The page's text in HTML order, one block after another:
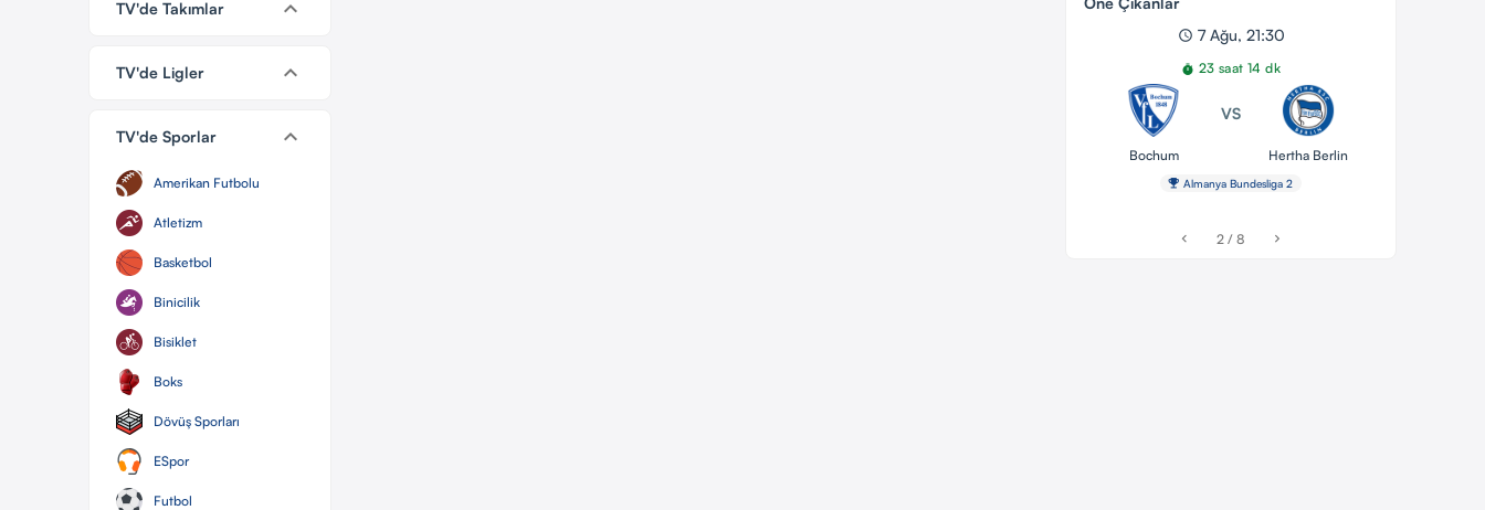
TV'de Takımlar keyboard_arrow_down
TV'de Ligler keyboard_arrow_down
TV'de Sporlar keyboard_arrow_down
Amerikan Futbolu
Atletizm
Basketbol
Binicilik
Bisiklet
Boks
Dövüş Sporları
ESpor
Futbol
schedule 7 Ağu, 21:30
timer 23 saat 14 dk
Bochum
VS
Hertha Berlin
emoji_events Almanya Bundesliga 2
chevron_left 2 / 8 chevron_right